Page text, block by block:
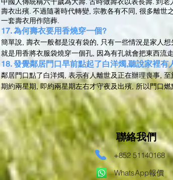
壽衣出殯. 不過隨著時代轉變, 宗教各有不同, 很多離世
一套壽衣用作陪葬.
17. 為何壽衣要用香燒穿一個?
簡單說, 壽衣一般都是沒有袋的, 只有一些情況是家人
就是用香將衣服袋燒穿一個孔, 因為有孔就會把東西流
18. 發覺鄰居門口早前點起了白洋燭,聽說家裡
鄰居門口點了白洋燭, 表示有人離世及正在辦理喪事,
期約兩星期, 即約兩星期左右才守夜及出殯, 所以門口
​聯絡我們
+852 51140168
WhatsApp報價